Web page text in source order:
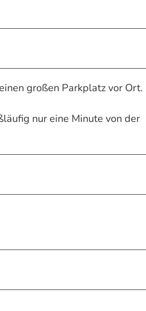
großen Parkplatz vor Ort.
nur eine Minute von der